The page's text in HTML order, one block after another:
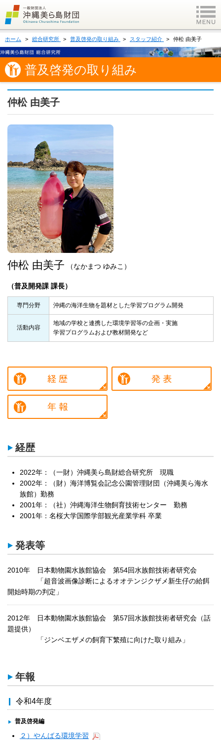
ホーム 総合研究所 普及啓発の取り組み スタッフ紹介 仲松 由美子
普及啓発の取り組み
仲松 由美子
仲松 由美子 （なかまつ ゆみこ）
（普及開発課 課長）
専門分野 沖縄の海洋生物を題材とした学習プログラム開発
活動内容
地域の学校と連携した環境学習等の企画・実施
学習プログラムおよび教材開発など
経歴
2022年：（一財）沖縄美ら島財総合研究所 現職
2002年：（財）海洋博覧会記念公園管理財団（沖縄美ら海水
族館）勤務
2001年：（社）沖縄海洋生物飼育技術センター 勤務
2001年：名桜大学国際学部観光産業学科 卒業
発表等
2010年 日本動物園水族館協会 第54回水族館技術者研究会
「超音波画像診断によるオオテンジクザメ新生仔の給餌
開始時期の判定」
2012年 日本動物園水族館協会 第57回水族館技術者研究会（話
題提供）
「ジンベエザメの飼育下繁殖に向けた取り組み」
年報
令和4年度
普及啓発編
２）やんばる環境学習